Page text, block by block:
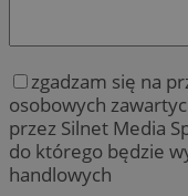
zgadzam się na
osobowych
przez Silnet Media
do którego będzie
handlowych